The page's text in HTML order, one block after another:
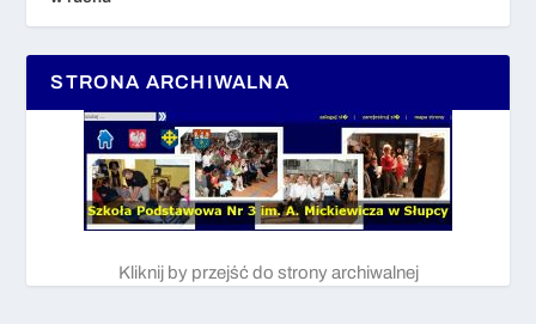
STRONA ARCHIWALNA
Kliknij by przejść do strony archiwalnej